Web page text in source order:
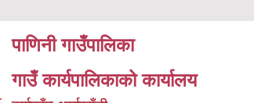
पाणिनी गाउँपालिका
गाउँ कार्यपालिकाको कार्यालय